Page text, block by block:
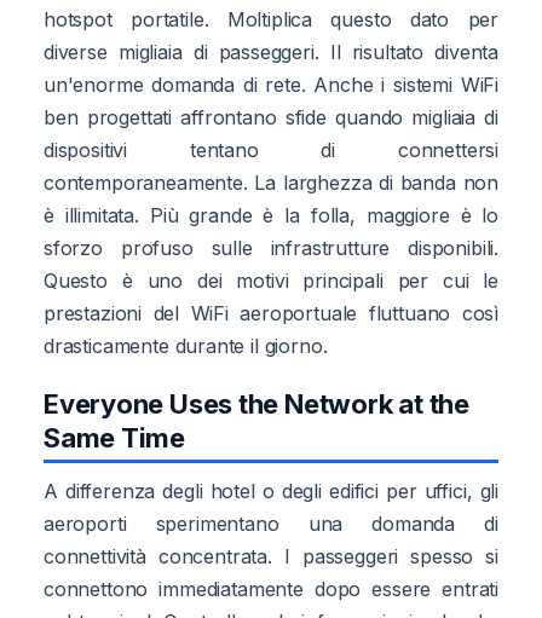
hotspot portatile. Moltiplica questo dato per
diverse migliaia di passeggeri. Il risultato diventa
un'enorme domanda di rete. Anche i sistemi WiFi
ben progettati affrontano sfide quando migliaia di
dispositivi tentano di connettersi
contemporaneamente. La larghezza di banda non
è illimitata. Più grande è la folla, maggiore è lo
sforzo profuso sulle infrastrutture disponibili.
Questo è uno dei motivi principali per cui le
prestazioni del WiFi aeroportuale fluttuano così
drasticamente durante il giorno.
Everyone Uses the Network at the
Same Time
A differenza degli hotel o degli edifici per uffici, gli
aeroporti sperimentano una domanda di
connettività concentrata. I passeggeri spesso si
connettono immediatamente dopo essere entrati